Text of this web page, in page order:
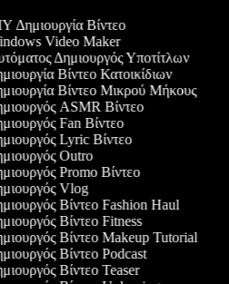
Δημιουργία Βίντεο
Video Maker
Δημιουργός Υποτίτλων
Βίντεο Κατοικίδιων
Βίντεο Μικρού Μήκους
ASMR Βίντεο
Fan Βίντεο
Lyric Βίντεο
Outro
Promo Βίντεο
Vlog
Βίντεο Fashion Haul
Βίντεο Fitness
Βίντεο Makeup Tutorial
Βίντεο Podcast
Βίντεο Teaser